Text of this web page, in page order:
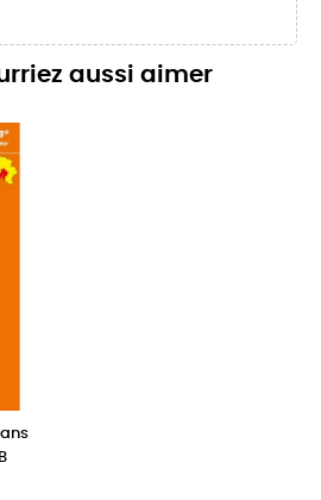
aussi aimer